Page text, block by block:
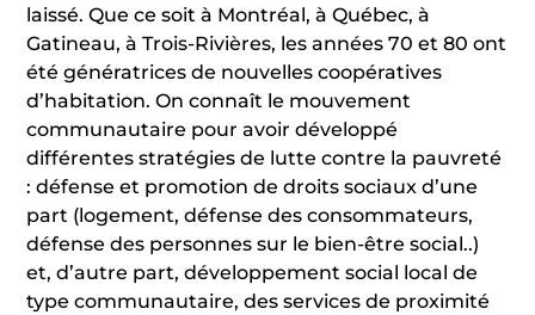
laissé. Que ce soit à Montréal, à Québec, à
Gatineau, à Trois-Rivières, les années 70 et 80 ont
été génératrices de nouvelles coopératives
d’habitation. On connaît le mouvement
communautaire pour avoir développé
différentes stratégies de lutte contre la pauvreté
: défense et promotion de droits sociaux d’une
part (logement, défense des consommateurs,
défense des personnes sur le bien-être social..)
et, d’autre part, développement social local de
type communautaire, des services de proximité